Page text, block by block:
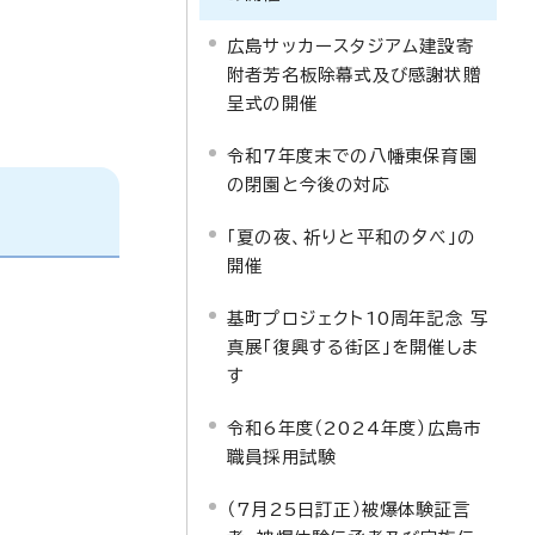
広島サッカースタジアム建設寄
附者芳名板除幕式及び感謝状贈
呈式の開催
令和7年度末での八幡東保育園
の閉園と今後の対応
「夏の夜、祈りと平和の夕べ」の
開催
基町プロジェクト10周年記念 写
真展「復興する街区」を開催しま
す
令和6年度（2024年度）広島市
職員採用試験
（7月25日訂正）被爆体験証言